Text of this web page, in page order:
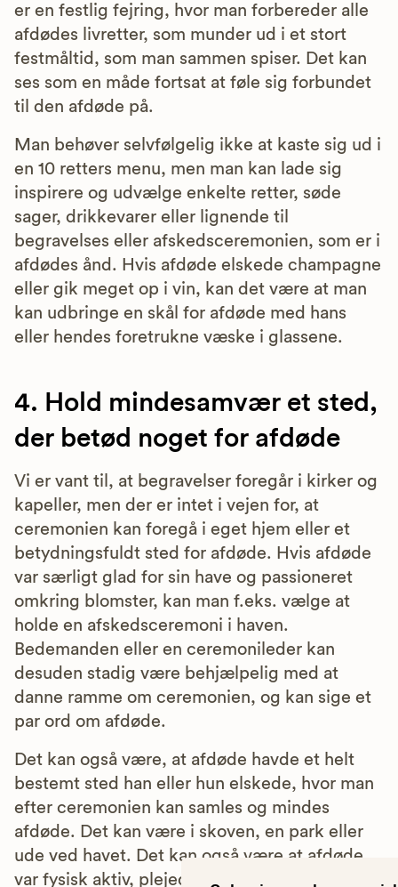
er en festlig fejring, hvor man forbereder alle
afdødes livretter, som munder ud i et stort
festmåltid, som man sammen spiser. Det kan
ses som en måde fortsat at føle sig forbundet
til den afdøde på.
Man behøver selvfølgelig ikke at kaste sig ud i
en 10 retters menu, men man kan lade sig
inspirere og udvælge enkelte retter, søde
sager, drikkevarer eller lignende til
begravelses eller afskedsceremonien, som er i
afdødes ånd. Hvis afdøde elskede champagne
eller gik meget op i vin, kan det være at man
kan udbringe en skål for afdøde med hans
eller hendes foretrukne væske i glassene.
4. Hold mindesamvær et sted,
der betød noget for afdøde
Vi er vant til, at begravelser foregår i kirker og
kapeller, men der er intet i vejen for, at
ceremonien kan foregå i eget hjem eller et
betydningsfuldt sted for afdøde. Hvis afdøde
var særligt glad for sin have og passioneret
omkring blomster, kan man f.eks. vælge at
holde en afskedsceremoni i haven.
Bedemanden eller en ceremonileder kan
desuden stadig være behjælpelig med at
danne ramme om ceremonien, og kan sige et
par ord om afdøde.
Det kan også være, at afdøde havde et helt
bestemt sted han eller hun elskede, hvor man
efter ceremonien kan samles og mindes
afdøde. Det kan være i skoven, en park eller
ude ved havet. Det kan også være at afdøde
var fysisk aktiv, plejede at gå mange ture eller